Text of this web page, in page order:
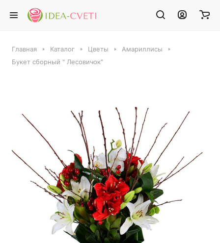
Главная Каталог Цветы
Амариллисы
Букет сборный " Лесовичок"